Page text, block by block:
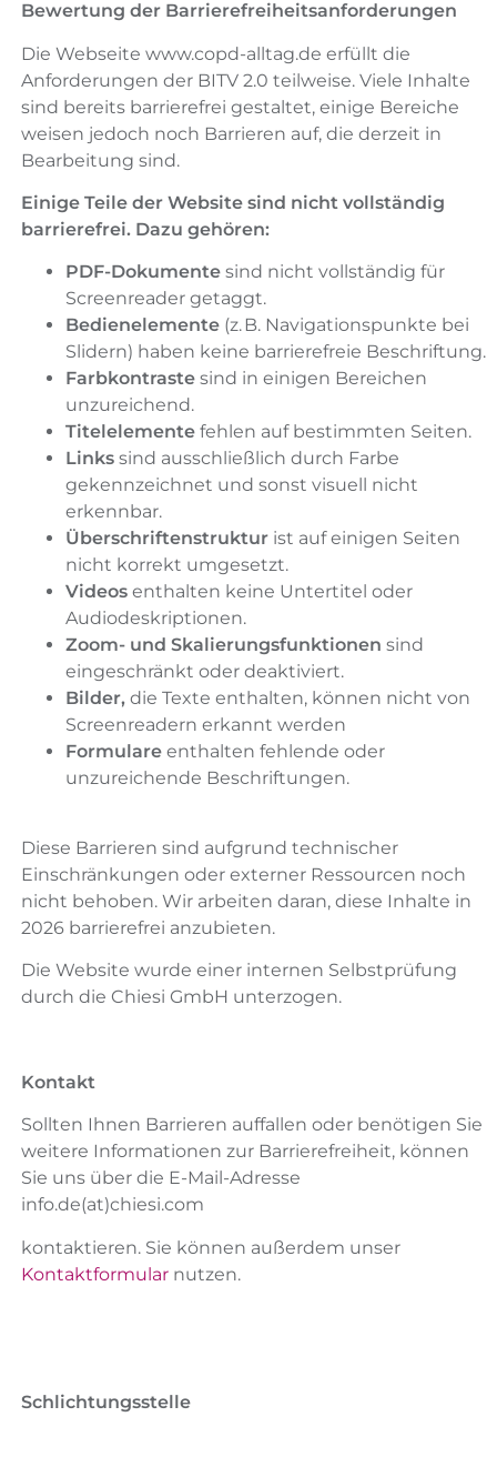
Bewertung der Barrierefreiheitsanforderungen
Die Webseite www.copd-alltag.de erfüllt die
Anforderungen der BITV 2.0 teilweise. Viele Inhalte
sind bereits barrierefrei gestaltet, einige Bereiche
weisen jedoch noch Barrieren auf, die derzeit in
Bearbeitung sind.
Einige Teile der Website sind nicht vollständig
barrierefrei. Dazu gehören:
PDF-Dokumente sind nicht vollständig für
Screenreader getaggt.
Bedienelemente (z. B. Navigationspunkte bei
Slidern) haben keine barrierefreie Beschriftung.
Farbkontraste sind in einigen Bereichen
unzureichend.
Titelelemente fehlen auf bestimmten Seiten.
Links sind ausschließlich durch Farbe
gekennzeichnet und sonst visuell nicht
erkennbar.
Überschriftenstruktur ist auf einigen Seiten
nicht korrekt umgesetzt.
Videos enthalten keine Untertitel oder
Audiodeskriptionen.
Zoom- und Skalierungsfunktionen sind
eingeschränkt oder deaktiviert.
Bilder, die Texte enthalten, können nicht von
Screenreadern erkannt werden
Formulare enthalten fehlende oder
unzureichende Beschriftungen.
Diese Barrieren sind aufgrund technischer
Einschränkungen oder externer Ressourcen noch
nicht behoben. Wir arbeiten daran, diese Inhalte in
2026 barrierefrei anzubieten.
Die Website wurde einer internen Selbstprüfung
durch die Chiesi GmbH unterzogen.
Kontakt
Sollten Ihnen Barrieren auffallen oder benötigen Sie
weitere Informationen zur Barrierefreiheit, können
Sie uns über die E-Mail-Adresse
info.de(at)chiesi.com
kontaktieren. Sie können außerdem unser
Kontaktformularnutzen.
Schlichtungsstelle